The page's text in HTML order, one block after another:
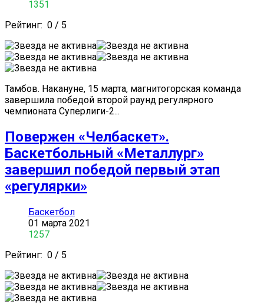
1351
Рейтинг: 0 / 5
Тамбов. Накануне, 15 марта, магнитогорская команда
завершила победой второй раунд регулярного
чемпионата Суперлиги-2...
Повержен «Челбаскет».
Баскетбольный «Металлург»
завершил победой первый этап
«регулярки»
Баскетбол
01 марта 2021
1257
Рейтинг: 0 / 5